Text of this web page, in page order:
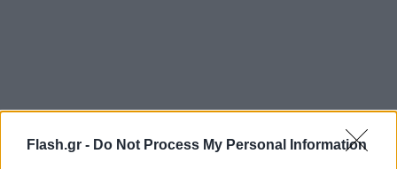
Flash.gr - Do Not Process My Personal Information